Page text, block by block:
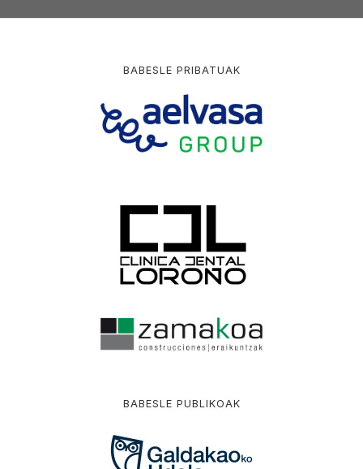
BABESLE PRIBATUAK
BABESLE PUBLIKOAK